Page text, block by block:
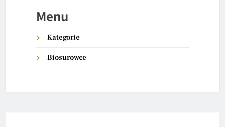
Menu
Kategorie
Biosurowce